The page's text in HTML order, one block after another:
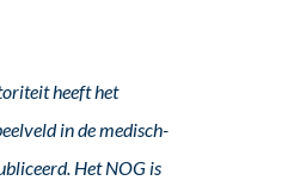
heeft het
in de medisch-
Het NOG is